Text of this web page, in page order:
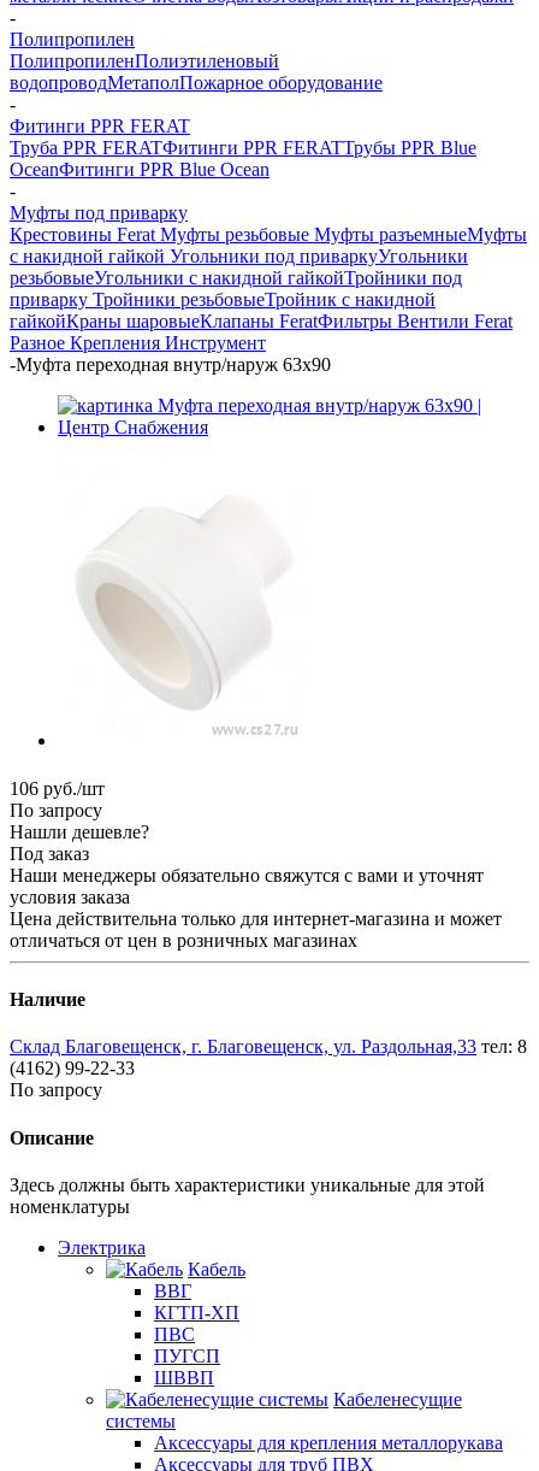
-
Полипропилен
ПолипропиленПолиэтиленовый
водопроводМетаполПожарное оборудование
-
Фитинги PPR FERAT
Труба PPR FERATФитинги PPR FERATТрубы PPR Blue
OceanФитинги PPR Blue Ocean
-
Муфты под приварку
Крестовины Ferat Муфты резьбовые Муфты разъемныеМуфты
с накидной гайкой Угольники под приваркуУгольники
резьбовыеУгольники с накидной гайкойТройники под
приварку Тройники резьбовыеТройник с накидной
гайкойКраны шаровыеКлапаны FeratФильтры Вентили Ferat
Разное Крепления Инструмент
-Муфта переходная внутр/наруж 63х90
106 руб./шт
По запросу
Нашли дешевле?
Под заказ
Наши менеджеры обязательно свяжутся с вами и уточнят
условия заказа
Цена действительна только для интернет-магазина и может
отличаться от цен в розничных магазинах
Наличие
Склад Благовещенск, г. Благовещенск, ул. Раздольная,33 тел: 8
(4162) 99-22-33
По запросу
Описание
Здесь должны быть характеристики уникальные для этой
номенклатуры
Электрика
Кабель
ВВГ
КГТП-ХП
ПВС
ПУГСП
ШВВП
Кабеленесущие
системы
Аксессуары для крепления металлорукава
Аксессуары для труб ПВХ